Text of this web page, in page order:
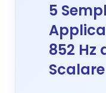
5
852 Hz
Scalare